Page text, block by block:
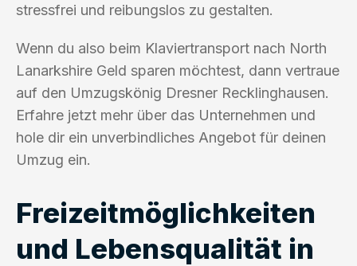
stressfrei und reibungslos zu gestalten.
Wenn du also beim Klaviertransport nach North
Lanarkshire Geld sparen möchtest, dann vertraue
auf den Umzugskönig Dresner Recklinghausen.
Erfahre jetzt mehr über das Unternehmen und
hole dir ein unverbindliches Angebot für deinen
Umzug ein.
Freizeitmöglichkeiten
und Lebensqualität in